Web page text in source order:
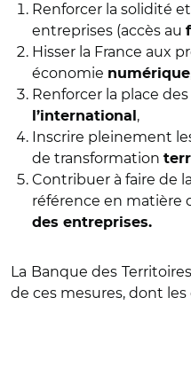
Renforcer la solidité
entreprises (accès au
Hisser la France aux
économie numérique
Renforcer la place des
l’international ,
Inscrire pleinement
de transformation
Contribuer à faire de
référence en matière
des entreprises.
La Banque des
de ces mesures, dont